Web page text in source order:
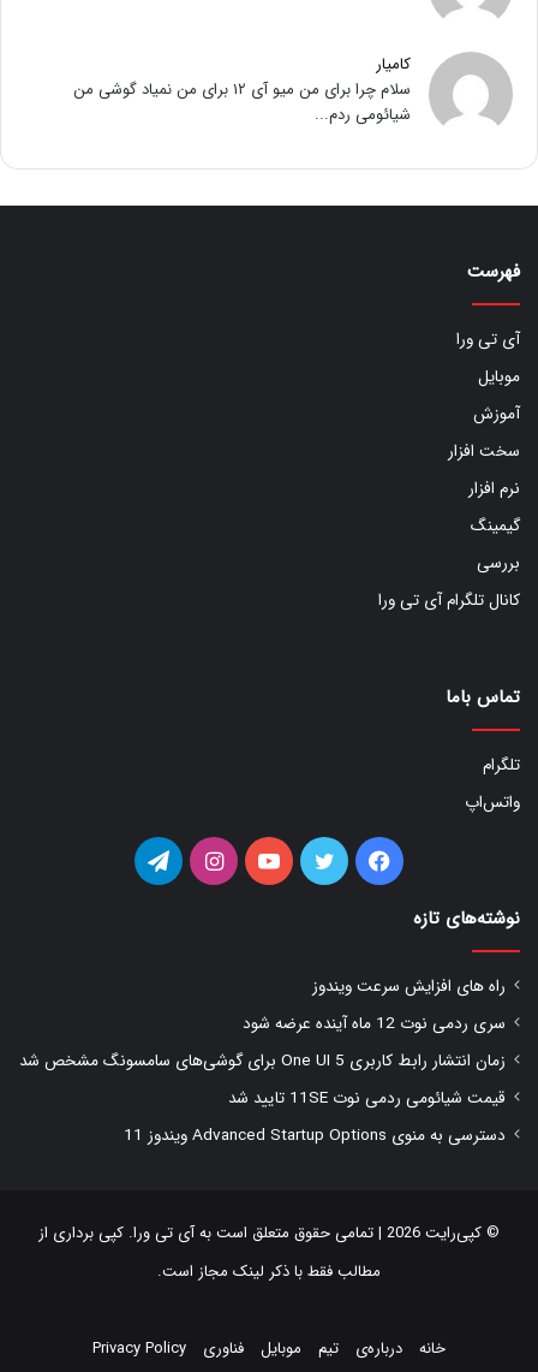
کامیار
سلام چرا برای من میو آی ۱۲ برای من نمیاد گوشی من
شیائومی ردم...
فهرست
آی تی ورا
موبایل
آموزش
سخت افزار
نرم افزار
گیمینگ
بررسی
کانال تلگرام آی تی ورا
تماس باما
تلگرام
واتس‌اپ
فیس توییتر یوتیوب اینستاگرامتلگرام
نوشته‌های تازه
راه های افزایش سرعت ویندوز
سری ردمی نوت 12 ماه آینده عرضه شود
زمان انتشار رابط کاربری One UI 5 برای گوشی‌های سامسونگ مشخص شد
قیمت شیائومی ردمی نوت 11SE تایید شد
دسترسی به منوی Advanced Startup Options ویندوز 11
© کپی‌رایت 2026 | تمامی حقوق متعلق است به آی تی ورا. کپی برداری از
مطالب فقط با ذکر لینک مجاز است.
خانه درباره‌ی تیم موبایل فناوری Privacy Policy